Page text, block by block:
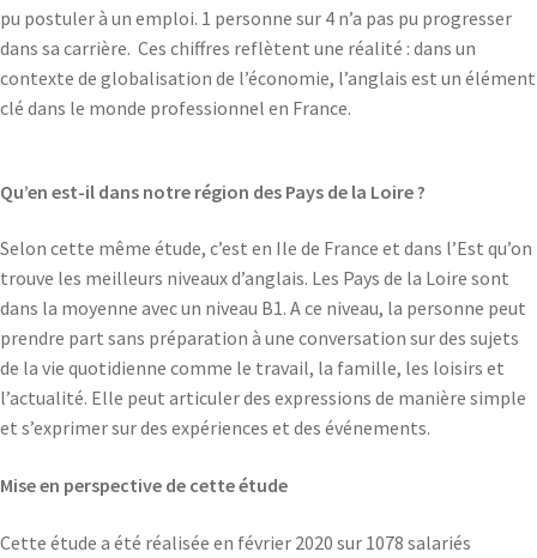
pu postuler à un emploi. 1 personne sur 4 n’a pas pu progresser
dans sa carrière. Ces chiffres reflètent une réalité : dans un
contexte de globalisation de l’économie, l’anglais est un élément
clé dans le monde professionnel en France.
Qu’en est-il dans notre région des Pays de la Loire ?
Selon cette même étude, c’est en Ile de France et dans l’Est qu’on
trouve les meilleurs niveaux d’anglais. Les Pays de la Loire sont
dans la moyenne avec un niveau B1. A ce niveau, la personne peut
prendre part sans préparation à une conversation sur des sujets
de la vie quotidienne comme le travail, la famille, les loisirs et
l’actualité. Elle peut articuler des expressions de manière simple
et s’exprimer sur des expériences et des événements.
Mise en perspective de cette étude
Cette étude a été réalisée en février 2020 sur 1078 salariés